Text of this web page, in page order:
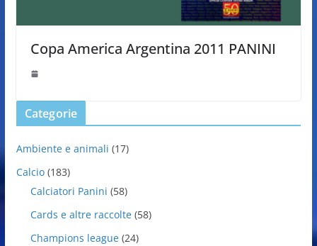
Copa America Argentina 2011 PANINI
Categorie
Ambiente e animali (17)
Calcio(183)
Calciatori Panini (58)
Cards e altre raccolte(58)
Champions league(24)